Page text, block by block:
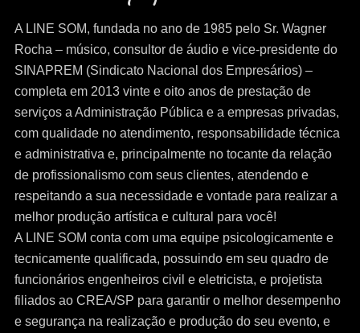
A LINE SOM, fundada no ano de 1985 pelo Sr. Wagner
Rocha – músico, consultor de áudio e vice-presidente do
SINAPREM (Sindicato Nacional dos Empresários) –
completa em 2013 vinte e oito anos de prestação de
serviços a Administração Pública e a empresas privadas,
com qualidade no atendimento, responsabilidade técnica
e administrativa e, principalmente no tocante da relação
de profissionalismo com seus clientes, atendendo e
respeitando a sua necessidade e vontade para realizar a
melhor produção artística e cultural para você!
A LINE SOM conta com uma equipe psicologicamente e
tecnicamente qualificada, possuindo em seu quadro de
funcionários engenheiros civil e eletricista, e projetista
filiados ao CREA/SP para garantir o melhor desempenho
e segurança na realização e produção do seu evento, e